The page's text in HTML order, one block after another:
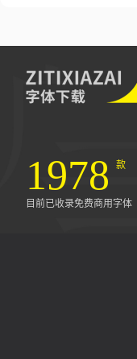
1978 款
目前已收录免费商用字体